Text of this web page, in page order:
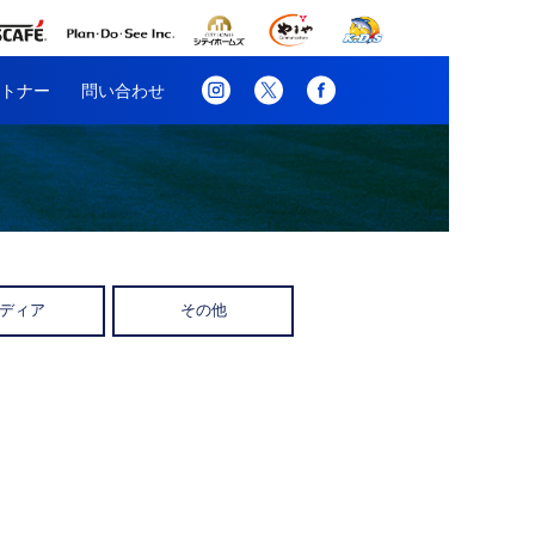
ナー 問い合わせ
ィア その他